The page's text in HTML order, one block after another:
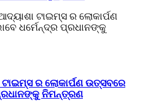
ଟାଇମ୍ସ ର ଲୋକାର୍ପଣ ଉତ୍ସବରେ
ନିମନ୍ତ୍ରଣ